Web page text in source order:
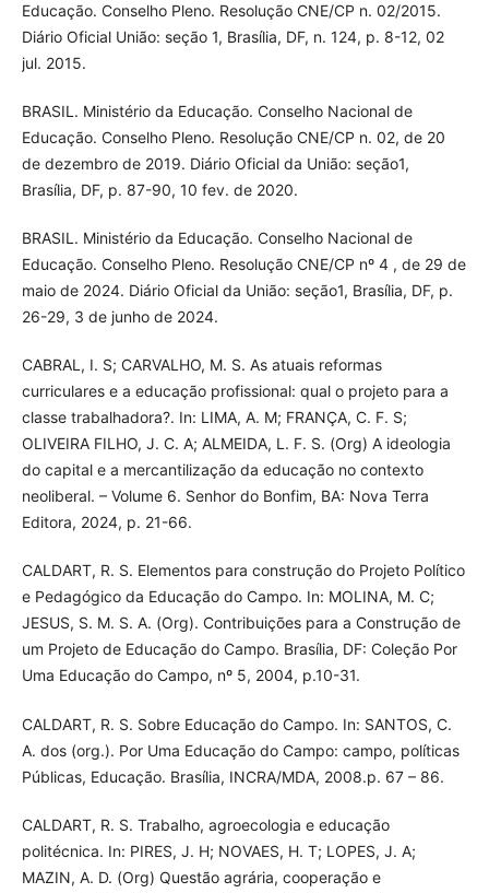
Educação. Conselho Pleno. Resolução CNE/CP n. 02/2015.
Diário Oficial União: seção 1, Brasília, DF, n. 124, p. 8-12, 02
jul. 2015.
BRASIL. Ministério da Educação. Conselho Nacional de
Educação. Conselho Pleno. Resolução CNE/CP n. 02, de 20
de dezembro de 2019. Diário Oficial da União: seção1,
Brasília, DF, p. 87-90, 10 fev. de 2020.
BRASIL. Ministério da Educação. Conselho Nacional de
Educação. Conselho Pleno. Resolução CNE/CP nº 4 , de 29 de
maio de 2024. Diário Oficial da União: seção1, Brasília, DF, p.
26-29, 3 de junho de 2024.
CABRAL, I. S; CARVALHO, M. S. As atuais reformas
curriculares e a educação profissional: qual o projeto para a
classe trabalhadora?. In: LIMA, A. M; FRANÇA, C. F. S;
OLIVEIRA FILHO, J. C. A; ALMEIDA, L. F. S. (Org) A ideologia
do capital e a mercantilização da educação no contexto
neoliberal. – Volume 6. Senhor do Bonfim, BA: Nova Terra
Editora, 2024, p. 21-66.
CALDART, R. S. Elementos para construção do Projeto Político
e Pedagógico da Educação do Campo. In: MOLINA, M. C;
JESUS, S. M. S. A. (Org). Contribuições para a Construção de
um Projeto de Educação do Campo. Brasília, DF: Coleção Por
Uma Educação do Campo, nº 5, 2004, p.10-31.
CALDART, R. S. Sobre Educação do Campo. In: SANTOS, C.
A. dos (org.). Por Uma Educação do Campo: campo, políticas
Públicas, Educação. Brasília, INCRA/MDA, 2008.p. 67 – 86.
CALDART, R. S. Trabalho, agroecologia e educação
politécnica. In: PIRES, J. H; NOVAES, H. T; LOPES, J. A;
MAZIN, A. D. (Org) Questão agrária, cooperação e